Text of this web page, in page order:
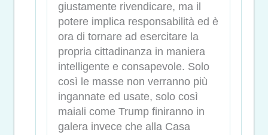
giustamente rivendicare, ma il
potere implica responsabilità ed è
ora di tornare ad esercitare la
propria cittadinanza in maniera
intelligente e consapevole. Solo
così le masse non verranno più
ingannate ed usate, solo così
maiali come Trump finiranno in
galera invece che alla Casa